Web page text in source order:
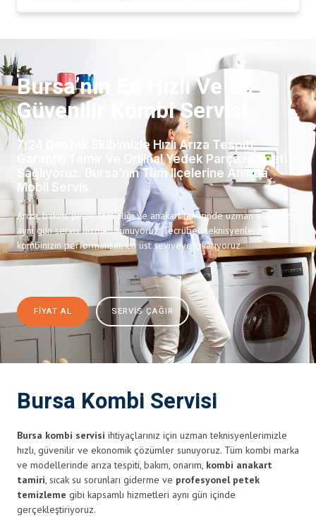
Bursa’nın En Hızlı Ve En
Güvenilir Kombi Servisi
7/24 Destek Ekibimizle Hızlı Arıza Tespiti,
Garantili Tamir Ve Orijinal Yedek Parça Hizmeti
Sağlıyoruz. Bursa’nın Tüm Ilçelerine Anında
Mobil Servis.
Arıza, bakım, petek temizliği ve anakart tamirinde uzman ekibimizle
aynı gün servis hizmeti sunuyoruz. Tecrübeli teknisyenlerimizle
kombinizin performansını en üst seviyeye çıkarıyoruz.
FIYAT AL SERVIS ÇAĞIR
Bursa Kombi Servisi
Bursa kombi servisi ihtiyaçlarınız için uzman teknisyenlerimizle
hızlı, güvenilir ve ekonomik çözümler sunuyoruz. Tüm kombi marka
ve modellerinde arıza tespiti, bakım, onarım, kombi anakart
tamiri, sıcak su sorunları giderme ve profesyonel petek
temizleme gibi kapsamlı hizmetleri aynı gün içinde
gerçekleştiriyoruz.